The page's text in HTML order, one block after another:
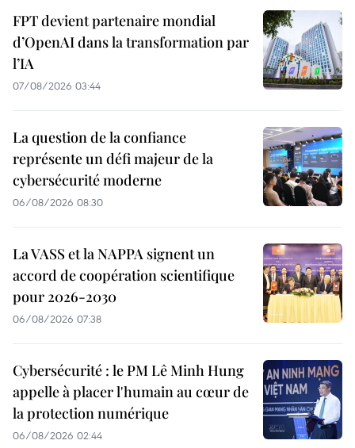
FPT devient partenaire mondial
d’OpenAI dans la transformation par
l’IA
07/08/2026 03:44
La question de la confiance
représente un défi majeur de la
cybersécurité moderne
06/08/2026 08:30
La VASS et la NAPPA signent un
accord de coopération scientifique
pour 2026-2030
06/08/2026 07:38
Cybersécurité : le PM Lê Minh Hung
appelle à placer l'humain au cœur de
la protection numérique
06/08/2026 02:44